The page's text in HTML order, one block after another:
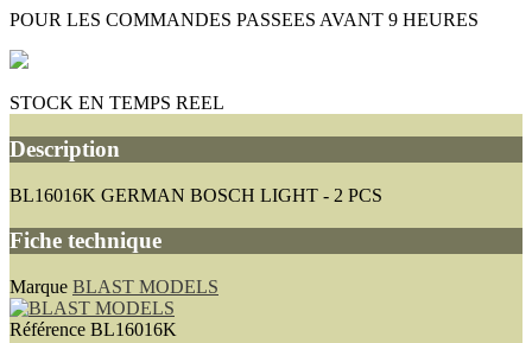
POUR LES COMMANDES PASSEES AVANT 9 HEURES
STOCK EN TEMPS REEL
Description
BL16016K GERMAN BOSCH LIGHT - 2 PCS
Fiche technique
Marque BLAST MODELS
Référence BL16016K